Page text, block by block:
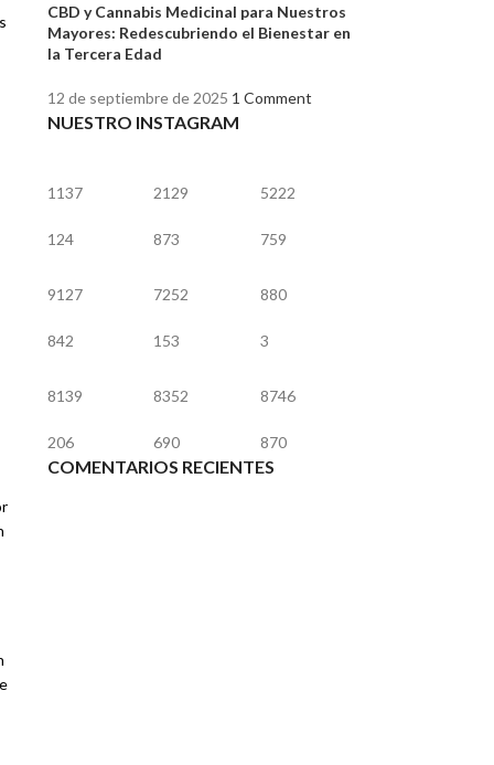
CBD y Cannabis Medicinal para Nuestros
Mayores: Redescubriendo el Bienestar en
la Tercera Edad
12 de septiembre de 2025 1 Comment
NUESTRO INSTAGRAM
1137
124
2129
873
5222
759
9127
842
7252
153
880
3
8139
206
8352
690
8746
870
COMENTARIOS RECIENTES